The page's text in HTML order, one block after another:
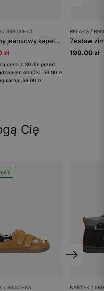
/ R96033-41
Ciemny jeansowy kapelusz RELAKS
zł
cena z 30 dni przed
obniżki: 59.00 zł
59.00 zł
RELAKS /
199.00 zł
Cię
/ 86005-63 BARTEK /